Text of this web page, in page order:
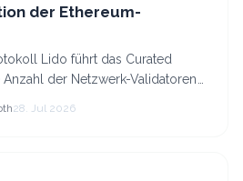
der Ethereum-
Lido führt das Curated
der Netzwerk-Validatoren
28. Jul 2026